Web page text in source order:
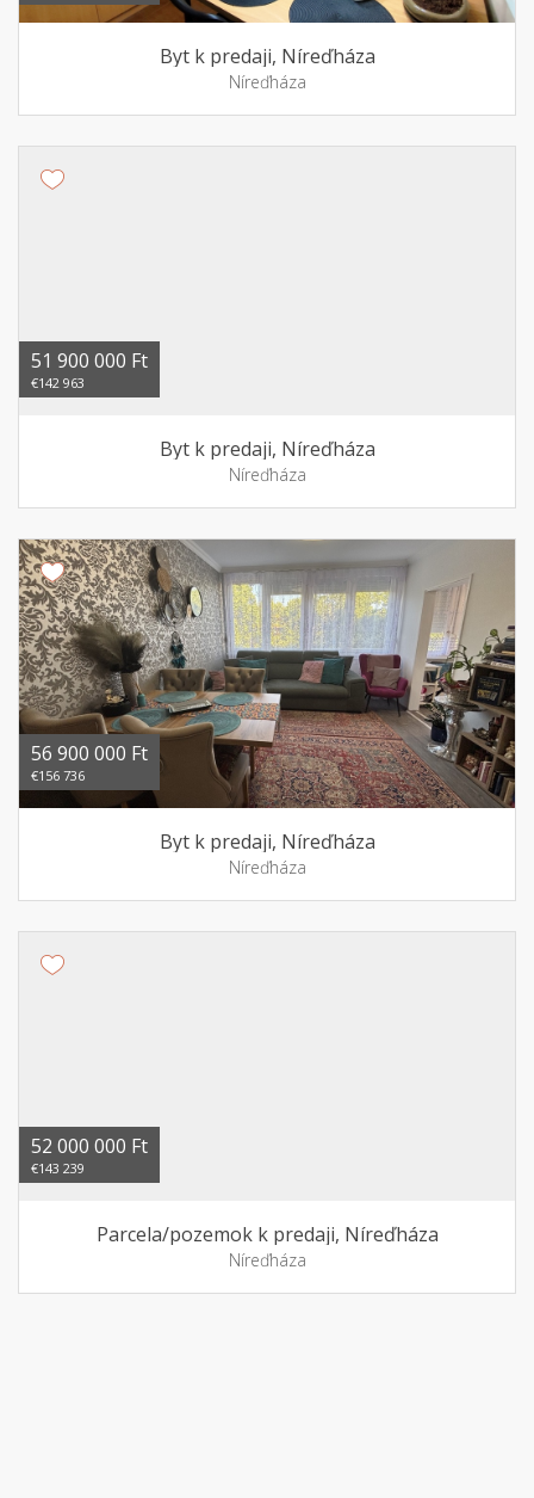
Byt k predaji, Níreďháza
Níreďháza
51 900 000 Ft
€142 963
Byt k predaji, Níreďháza
Níreďháza
56 900 000 Ft
€156 736
Byt k predaji, Níreďháza
Níreďháza
52 000 000 Ft
€143 239
Parcela/pozemok k predaji, Níreďháza
Níreďháza